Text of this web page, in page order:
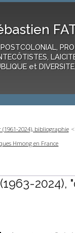
et
(1961-2024), bibliographie
Hmong en France
2024),